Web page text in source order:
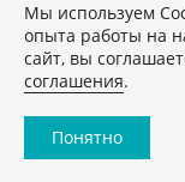
Мы используем
опыта работы на
сайт, вы
соглашения.
Понятно